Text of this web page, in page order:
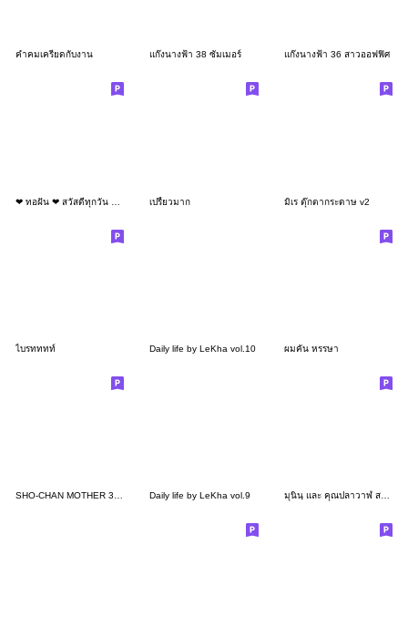
คำคมเครียดกับงาน แก๊งนางฟ้า 38 ซัมเมอร์ แก๊งนางฟ้า 36 สาวออฟฟิศ
เปรี้ยวมาก มิเร ตุ๊กตากระดาษ v2
ไบรทททท์ Daily life by LeKha vol.10 ผมคัน หรรษา
SHO-CHAN MOTHER 3 [ENG] Daily life by LeKha vol.9 มุนินฺ และ คุณปลาวาฬ สวัสดีปีใหม่